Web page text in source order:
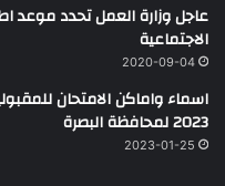
عاجل وزارة العمل تحدد موعد
الاجتماعية
2020-09-04
اسماء واماكن الامتحان
2023 لمحافظة البصرة
2023-01-25